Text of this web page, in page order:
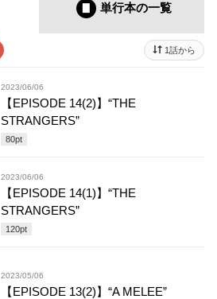
単行本の一覧
1話から
2023/06/06
【EPISODE 14(2)】“THE
STRANGERS”
80pt
2023/06/06
【EPISODE 14(1)】“THE
STRANGERS”
120pt
2023/05/06
【EPISODE 13(2)】“A MELEE”